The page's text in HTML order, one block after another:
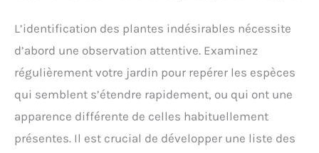
L’identification des plantes indésirables nécessite
d’abord une observation attentive. Examinez
régulièrement votre jardin pour repérer les espèces
qui semblent s’étendre rapidement, ou qui ont une
apparence différente de celles habituellement
présentes. Il est crucial de développer une liste des